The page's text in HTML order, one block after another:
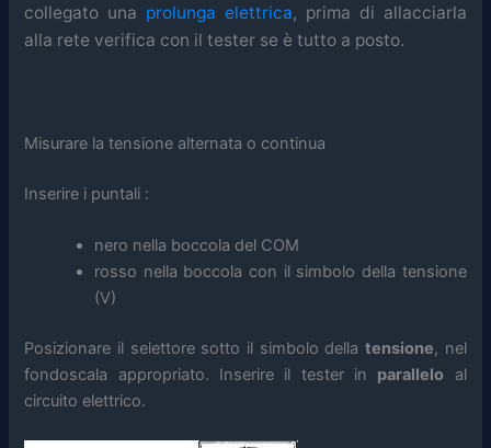
collegato una prolunga elettrica, prima di allacciarla
alla rete verifica con il tester se è tutto a posto.
Misurare la tensione alternata o continua
Inserire i puntali :
nero nella boccola del COM
rosso nella boccola con il simbolo della tensione
(V)
Posizionare il selettore sotto il simbolo della tensione, nel
fondoscala appropriato. Inserire il tester in parallelo al
circuito elettrico.